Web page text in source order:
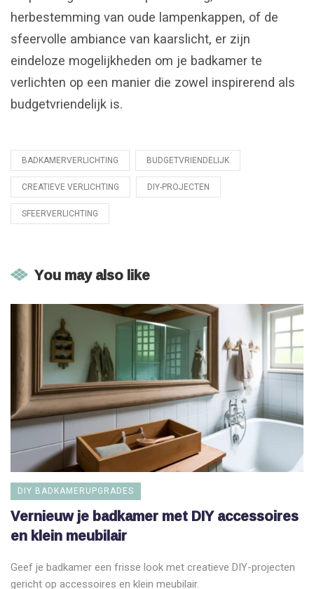
herbestemming van oude lampenkappen, of de
sfeervolle ambiance van kaarslicht, er zijn
eindeloze mogelijkheden om je badkamer te
verlichten op een manier die zowel inspirerend als
budgetvriendelijk is.
Tagged
with
BADKAMERVERLICHTING BUDGETVRIENDELIJK
CREATIEVE VERLICHTING DIY-PROJECTEN
SFEERVERLICHTING
You may also like
DIY BADKAMERUPGRADES
Vernieuw je badkamer met DIY accessoires
en klein meubilair
Geef je badkamer een frisse look met creatieve DIY-projecten
gericht op accessoires en klein meubilair.